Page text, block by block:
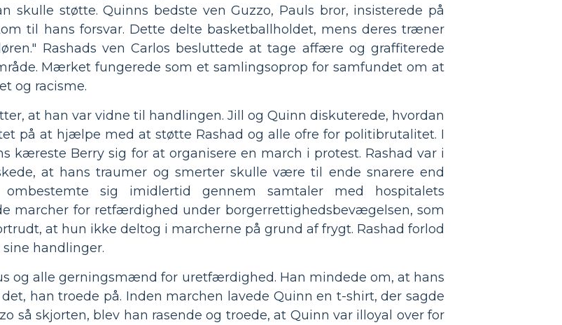
skulle støtte. Quinns bedste ven Guzzo, Pauls bror, insisterede på
til hans forsvar. Dette delte basketballholdet, mens deres træner
Rashads ven Carlos besluttede at tage affære og graffiterede
Mærket fungerede som et samlingsoprop for samfundet om at
og racisme.
at han var vidne til handlingen. Jill og Quinn diskuterede, hvordan
på at hjælpe med at støtte Rashad og alle ofre for politibrutalitet. I
kæreste Berry sig for at organisere en march i protest. Rashad var i
at hans traumer og smerter skulle være til ende snarere end
sig imidlertid gennem samtaler med hospitalets
marcher for retfærdighed under borgerrettighedsbevægelsen, som
at hun ikke deltog i marcherne på grund af frygt. Rashad forlod
handlinger.
og alle gerningsmænd for uretfærdighed. Han mindede om, at hans
han troede på. Inden marchen lavede Quinn en t-shirt, der sagde
så skjorten, blev han rasende og troede, at Quinn var illoyal over for